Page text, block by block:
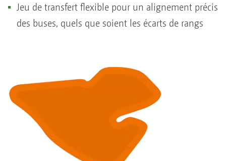
Jeu de transfert flexible pour un alignement précis
des buses, quels que soient les écarts de rangs